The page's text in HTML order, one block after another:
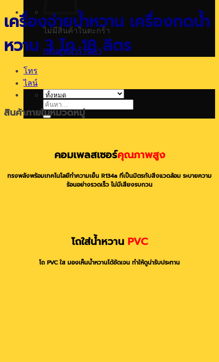
ไม่มีสินค้าในตะกร้า
กลับสู่หน้าร้านค้า
โทร
ไลน์
ค้นหา:
เครื่องจ่ายน้ำหวาน เครื่องกดน้ำ
หวาน 3 โถ 18 ลิตร
สินค้าภายในหมวดหมู่
คอมเพลสเซอร์คุณภาพสูง
ทรงพลังพร้อมเทคโนโลยีทำความเย็น R134a ที่เป็นมิตรกับสิ่งแวดล้อม ระบายความ
ร้อนอย่างรวดเร็ว ไม่มีเสียงรบกวน
โถใส่น้ำหวาน PVC
โถ PVC ใส มองเห็นน้ำหวานได้ชัดเจน ทำให้ดูน่ารับประทาน